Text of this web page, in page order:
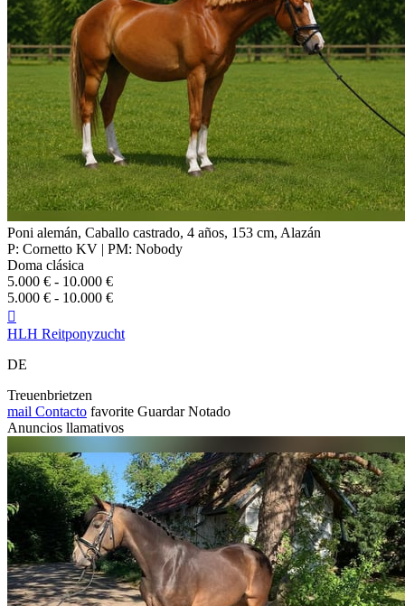
Poni alemán, Caballo castrado, 4 años, 153 cm, Alazán
P: Cornetto KV | PM: Nobody
Doma clásica
5.000 € - 10.000 €
5.000 € - 10.000 €

HLH Reitponyzucht
DE
Treuenbrietzen
mail Contacto favorite Guardar Notado
Anuncios llamativos